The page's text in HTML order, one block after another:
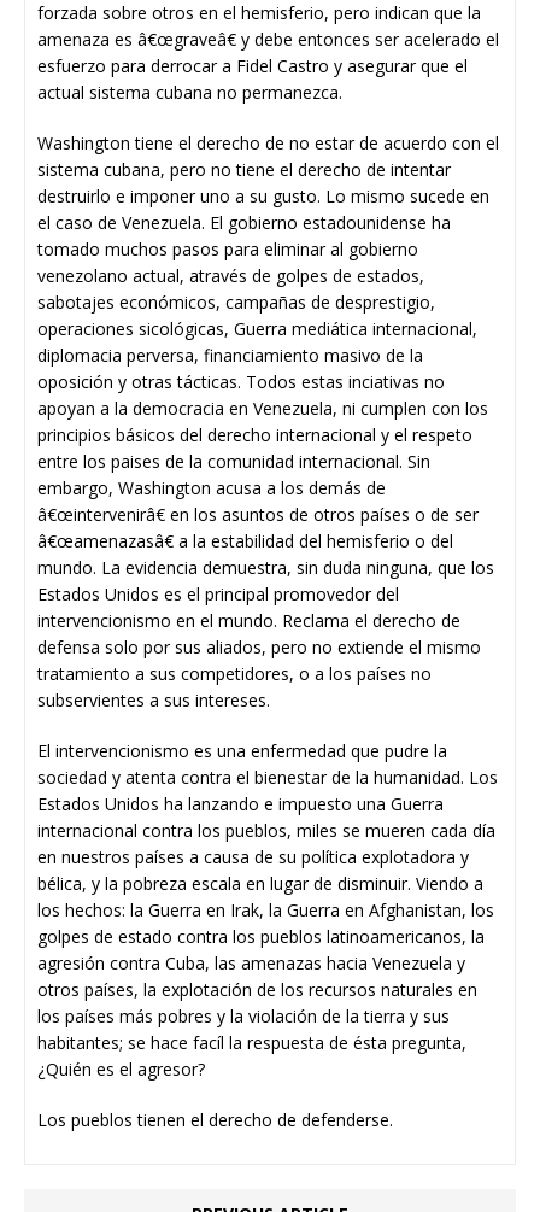
forzada sobre otros en el hemisferio, pero indican que la
amenaza es â€œgraveâ€ y debe entonces ser acelerado el
esfuerzo para derrocar a Fidel Castro y asegurar que el
actual sistema cubana no permanezca.
Washington tiene el derecho de no estar de acuerdo con el
sistema cubana, pero no tiene el derecho de intentar
destruirlo e imponer uno a su gusto. Lo mismo sucede en
el caso de Venezuela. El gobierno estadounidense ha
tomado muchos pasos para eliminar al gobierno
venezolano actual, através de golpes de estados,
sabotajes económicos, campañas de desprestigio,
operaciones sicológicas, Guerra mediática internacional,
diplomacia perversa, financiamiento masivo de la
oposición y otras tácticas. Todos estas inciativas no
apoyan a la democracia en Venezuela, ni cumplen con los
principios básicos del derecho internacional y el respeto
entre los paises de la comunidad internacional. Sin
embargo, Washington acusa a los demás de
â€œintervenirâ€ en los asuntos de otros países o de ser
â€œamenazasâ€ a la estabilidad del hemisferio o del
mundo. La evidencia demuestra, sin duda ninguna, que los
Estados Unidos es el principal promovedor del
intervencionismo en el mundo. Reclama el derecho de
defensa solo por sus aliados, pero no extiende el mismo
tratamiento a sus competidores, o a los países no
subservientes a sus intereses.
El intervencionismo es una enfermedad que pudre la
sociedad y atenta contra el bienestar de la humanidad. Los
Estados Unidos ha lanzando e impuesto una Guerra
internacional contra los pueblos, miles se mueren cada día
en nuestros países a causa de su política explotadora y
bélica, y la pobreza escala en lugar de disminuir. Viendo a
los hechos: la Guerra en Irak, la Guerra en Afghanistan, los
golpes de estado contra los pueblos latinoamericanos, la
agresión contra Cuba, las amenazas hacia Venezuela y
otros países, la explotación de los recursos naturales en
los países más pobres y la violación de la tierra y sus
habitantes; se hace facíl la respuesta de ésta pregunta,
¿Quién es el agresor?
Los pueblos tienen el derecho de defenderse.